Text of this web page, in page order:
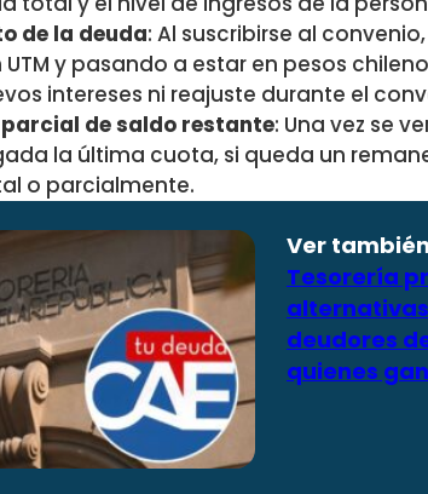
de la deuda: Al suscribirse al
y pasando a estar en pesos
intereses ni reajuste durante el
de saldo restante: Una vez se
la última cuota, si queda un
o parcialmente.
Ver
Tesorería
deudores
quienes